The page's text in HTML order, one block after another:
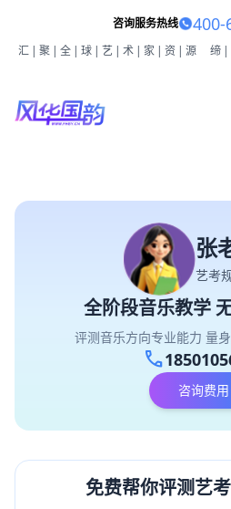
咨询服务热线 400-
汇|聚|全|球|艺|术|家|资|源 缔
张
艺考
全阶段音乐教学
评测音乐方向专业能力 量
call
咨询费用
免费帮你评测艺